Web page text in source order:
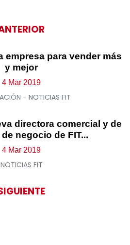
empresa para vender más
y mejor
4 Mar 2019
- NOTICIAS FIT
directora comercial y de
negocio de FIT...
4 Mar 2019
NOTICIAS FIT